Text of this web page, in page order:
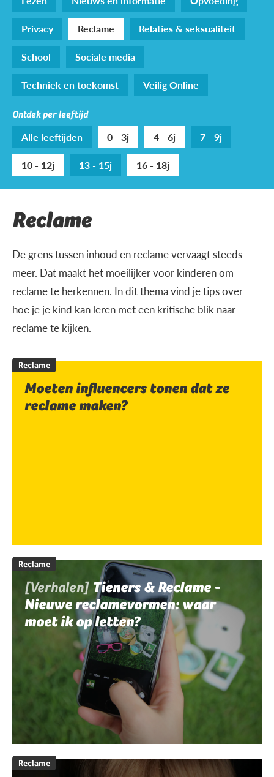
Privacy
Reclame
Relaties & seksualiteit
School
Sociale media
Techniek en toekomst
Veilig Online
Ontdek per leeftijd
Alle leeftijden 0 - 3j 4 - 6j
7 - 9j
10 - 12j
13 - 15j 16 - 18j
Reclame
De grens tussen inhoud en reclame vervaagt steeds
meer. Dat maakt het moeilijker voor kinderen om
reclame te herkennen. In dit thema vind je tips over
hoe je je kind kan leren met een kritische blik naar
reclame te kijken.
Reclame
Moeten influencers tonen dat ze
reclame maken?
Reclame
[Verhalen] Tieners & Reclame -
Nieuwe reclamevormen: waar
moet ik op letten?
Reclame